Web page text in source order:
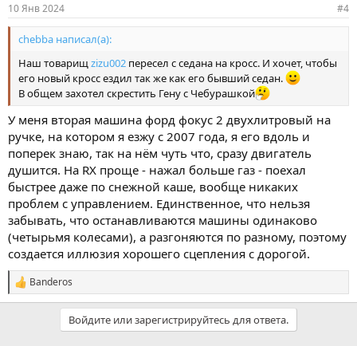
:
10 Янв 2024 #4
chebba написал(а):
Наш товарищ zizu002 пересел с седана на кросс. И хочет, чтобы
его новый кросс ездил так же как его бывший седан.
В общем захотел скрестить Гену с Чебурашкой
У меня вторая машина форд фокус 2 двухлитровый на
ручке, на котором я езжу с 2007 года, я его вдоль и
поперек знаю, так на нём чуть что, сразу двигатель
душится. На RX проще - нажал больше газ - поехал
быстрее даже по снежной каше, вообще никаких
проблем с управлением. Единственное, что нельзя
забывать, что останавливаются машины одинаково
(четырьмя колесами), а разгоняются по разному, поэтому
создается иллюзия хорошего сцепления с дорогой.
С
и
Banderos
Войдите или зарегистрируйтесь для ответа.